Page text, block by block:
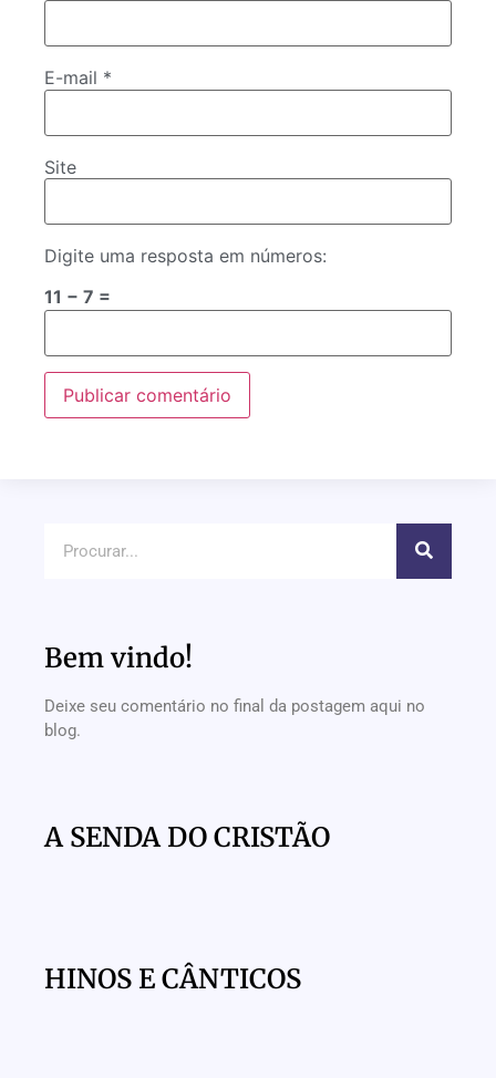
E-mail *
Site
Digite uma resposta em números:
11 − 7 =
Bem vindo!
Deixe seu comentário no final da postagem aqui no
blog.
A SENDA DO CRISTÃO
HINOS E CÂNTICOS